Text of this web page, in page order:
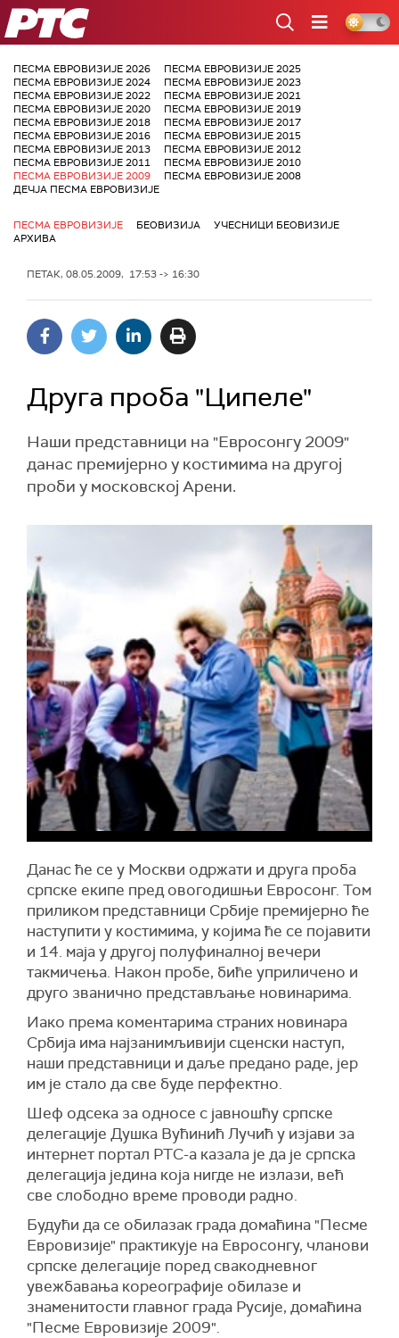
РТС
ПЕСМА ЕВРОВИЗИЈЕ 2026
ПЕСМА ЕВРОВИЗИЈЕ 2025
ПЕСМА ЕВРОВИЗИЈЕ 2024
ПЕСМА ЕВРОВИЗИЈЕ 2023
ПЕСМА ЕВРОВИЗИЈЕ 2022
ПЕСМА ЕВРОВИЗИЈЕ 2021
ПЕСМА ЕВРОВИЗИЈЕ 2020
ПЕСМА ЕВРОВИЗИЈЕ 2019
ПЕСМА ЕВРОВИЗИЈЕ 2018
ПЕСМА ЕВРОВИЗИЈЕ 2017
ПЕСМА ЕВРОВИЗИЈЕ 2016
ПЕСМА ЕВРОВИЗИЈЕ 2015
ПЕСМА ЕВРОВИЗИЈЕ 2013
ПЕСМА ЕВРОВИЗИЈЕ 2012
ПЕСМА ЕВРОВИЗИЈЕ 2011
ПЕСМА ЕВРОВИЗИЈЕ 2010
ПЕСМА ЕВРОВИЗИЈЕ 2009
ПЕСМА ЕВРОВИЗИЈЕ 2008
ДЕЧЈА ПЕСМА ЕВРОВИЗИЈЕ
ПЕСМА ЕВРОВИЗИЈЕ БЕОВИЗИЈА
УЧЕСНИЦИ БЕОВИЗИЈЕ
АРХИВА
ПЕТАК, 08.05.2009, 17:53 -> 16:30
Друга проба "Ципеле"
Наши представници на "Евросонгу 2009"
данас премијерно у костимима на другој
проби у московској Арени.
Данас ће се у Москви одржати и друга проба
српске екипе пред овогодишњи Евросонг. Том
приликом представници Србије премијерно ће
наступити у костимима, у којима ће се појавити
и 14. маја у другој полуфиналној вечери
такмичења. Након пробе, биће уприличено и
друго званично представљање новинарима.
Иако према коментарима страних новинара
Србија има најзанимљивији сценски наступ,
наши представници и даље предано раде, јер
им је стало да све буде перфектно.
Шеф одсека за односе с јавношћу српске
делегације Душка Вућинић Лучић у изјави за
интернет портал РТС-а казала је да је српска
делегација једина која нигде не излази, већ
све слободно време проводи радно.
Будући да се обилазак града домаћина "Песме
Евровизије" практикује на Евросонгу, чланови
српске делегације поред свакодневног
увежбавања кореографије обилазе и
знаменитости главног града Русије, домаћина
"Песме Евровизије 2009".